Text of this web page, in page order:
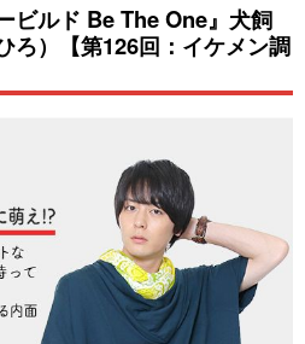
ビルド Be The One』犬飼
ろ）【第126回：イケメン調